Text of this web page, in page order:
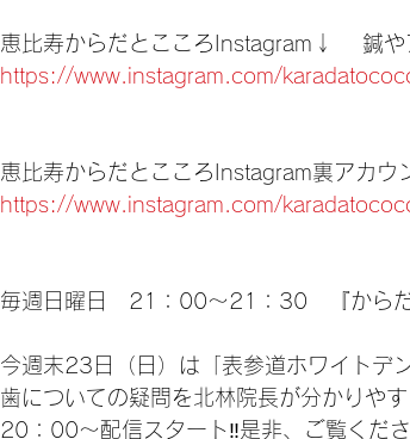
恵比寿からだとこころInstagram↓ 　鍼や
https://www.instagram.com/
恵比寿からだとこころInstagram裏アカ
https://www.instagram.com/
毎週日曜日　21：00〜21：30　『から
今週末23日（日）は「表参道ホワイトデ
歯についての疑問を北林院長が分かりや
20：00〜配信スタート‼️是非、ご覧くだ